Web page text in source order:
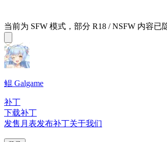
当前为 SFW 模式，部分 R18 / NSFW 内容
鲲 Galgame
补丁
下载补丁
发售月表发布补丁关于我们